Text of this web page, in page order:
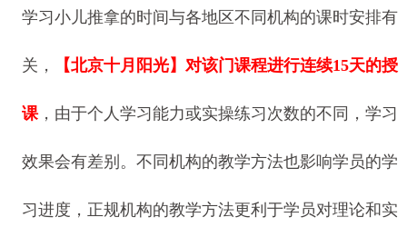
学习小儿推拿的时间与各地区不同机构的课时安排有
关， 【北京十月阳光】 对该门课程进行连续15天的授
课，由于个人学习能力或实操练习次数的不同，学习
效果会有差别。不同机构的教学方法也影响学员的学
习进度，正规机构的教学方法更利于学员对理论和实